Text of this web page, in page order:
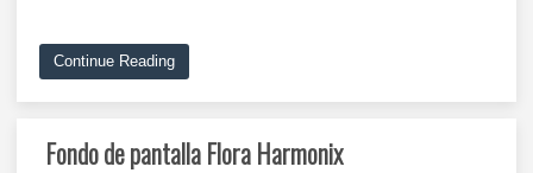
Continue Reading
Fondo de pantalla Flora Harmonix